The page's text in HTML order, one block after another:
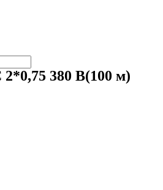
380 В(100 м)